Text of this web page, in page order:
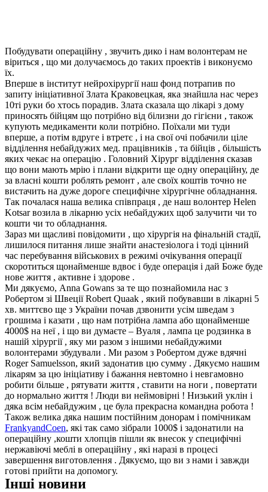
Побудувати операційну , звучить дико і нам волонтерам не
віриться , що ми долучаємось до таких проектів і виконуємо
їх.
Вперше в інститут нейрохірургії наш фонд потрапив по
запиту ініціативної Злата Краковецкая, яка знайшла нас через
10ті руки бо хтось порадив. Злата сказала що лікарі з дому
приносять бійцям що потрібно від білизни до гігієни , також
купують медикаменти коли потрібно. Поїхали ми туди
вперше, а потім вдруге і втретє , і на свої очі побачили ціле
відділення небайдужих мед. працівників , та бійців , більшість
яких чекає на операцію . Головний Хірург відділення сказав
що вони мають мрію і плани відкрити ще одну операційну, де
за власні кошти роблять ремонт , але своїх коштів точно не
вистачить на дуже дороге специфічне хірургічне обладнання.
Так почалася наша велика співпраця , де наш волонтер Helen
Kotsar возила в лікарню усіх небайдужих щоб залучити чи то
кошти чи то обладнання.
Зараз ми щасливі повідомити , що хірургія на фінальній стадії,
лишилося питання лише знайти анастезіолога і тоді цінний
час перебування військових в режимі очікування операції
скоротиться щонайменше вдвоє і буде операція і дай Боже буде
нове життя , активне і здорове .
Ми дякуємо, Anna Gowans за те що познайомила нас з
Робертом зі Швеції Robert Quaak , який побувавши в лікарні 5
хв. миттєво ще з України почав дзвонити усім шведам з
грошима і казати , що нам потрібна лампа або щонайменше
4000$ на неї , і що ви думаєте – Вуаля , лампа це родзинка в
нашій хірургії , яку ми разом з іншими небайдужими
волонтерами збудували . Ми разом з Робертом дуже вдячні
Roger Samuelsson, який задонатив цю сумму . Дякуємо нашим
лікарям за цю ініціативу і бажання невтомно і невгамовно
робити більше , рятувати життя , ставити на ноги , повертати
до нормально життя ! Люди ви неймовірні ! Низький уклін і
дяка всім небайдужим , це була прекрасна командна робота !
Також велика дяка нашим постійним донорам і помічникам
FrankyandCoen, які так само зібрали 1000$ і задонатили на
операційну ,кошти хлопців пішли як внесок у специфічні
нержавіючі меблі в операційну , які наразі в процесі
завершення виготовлення . Дякуємо, що ви з нами і завжди
готові прийти на допомогу.
Інші новини